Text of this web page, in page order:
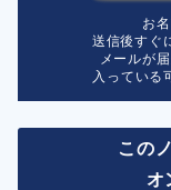
お
送信後すぐ
メールが
入っている
この
オ